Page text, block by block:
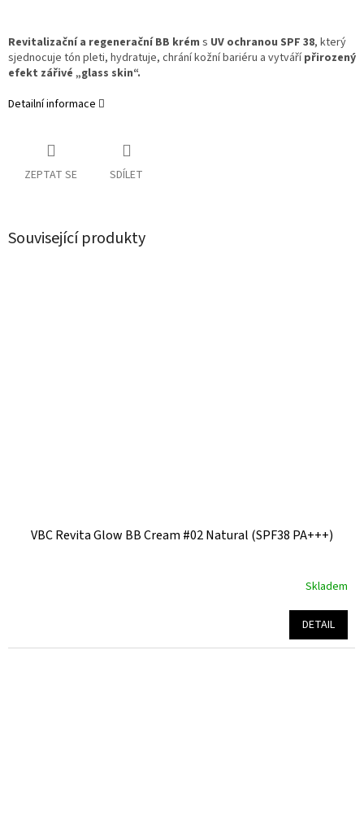
Revitalizační a regenerační BB krém s UV ochranou SPF 38, který
sjednocuje tón pleti, hydratuje, chrání kožní bariéru a vytvářípřirozený
efekt zářivé „glass skin“.
Detailní informace
ZEPTAT SE SDÍLET
Související produkty
VBC Revita Glow BB Cream #02 Natural (SPF38 PA+++)
5,0
Skladem
DETAIL